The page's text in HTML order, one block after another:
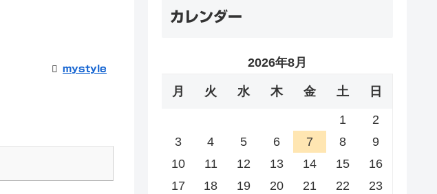
mystyle
カレンダー
2026年8月
月 火 水 木 金 土 日
1
2
3
4 5 6 7 8
9
10
11 12 13 14 15
16
17
18 19 20 21 22
23